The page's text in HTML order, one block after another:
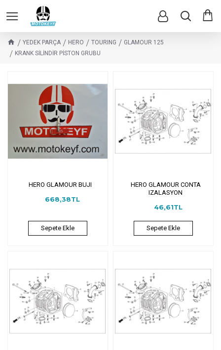
YEDEK PARÇA HERO TOURING
GLAMOUR 125
KRANK SİLİNDİR PİSTON GRUBU
HERO GLAMOUR BUJI
668,38TL
Sepete Ekle
HERO GLAMOUR CONTA
IZALASYON
46,61TL
Sepete Ekle